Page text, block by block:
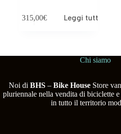
315,00€ Leggi tutto
Chi siamo
Noi di BHS– Bike HouseStore
pluriennale nella vendita di biciclette
in tutto il territorio